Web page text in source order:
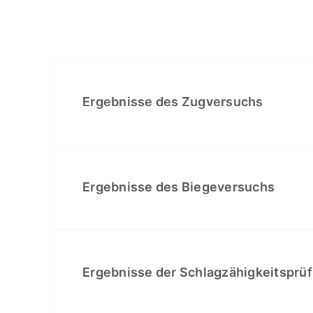
Ergebnisse des Zugversuchs
Ergebnisse des Biegeversuchs
Ergebnisse der